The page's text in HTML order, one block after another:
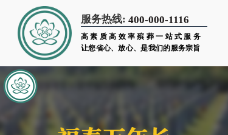
服务热线: 400-000-1116
高素质高效率殡葬一站式服务
让您省心、放心、是我们的服务宗旨